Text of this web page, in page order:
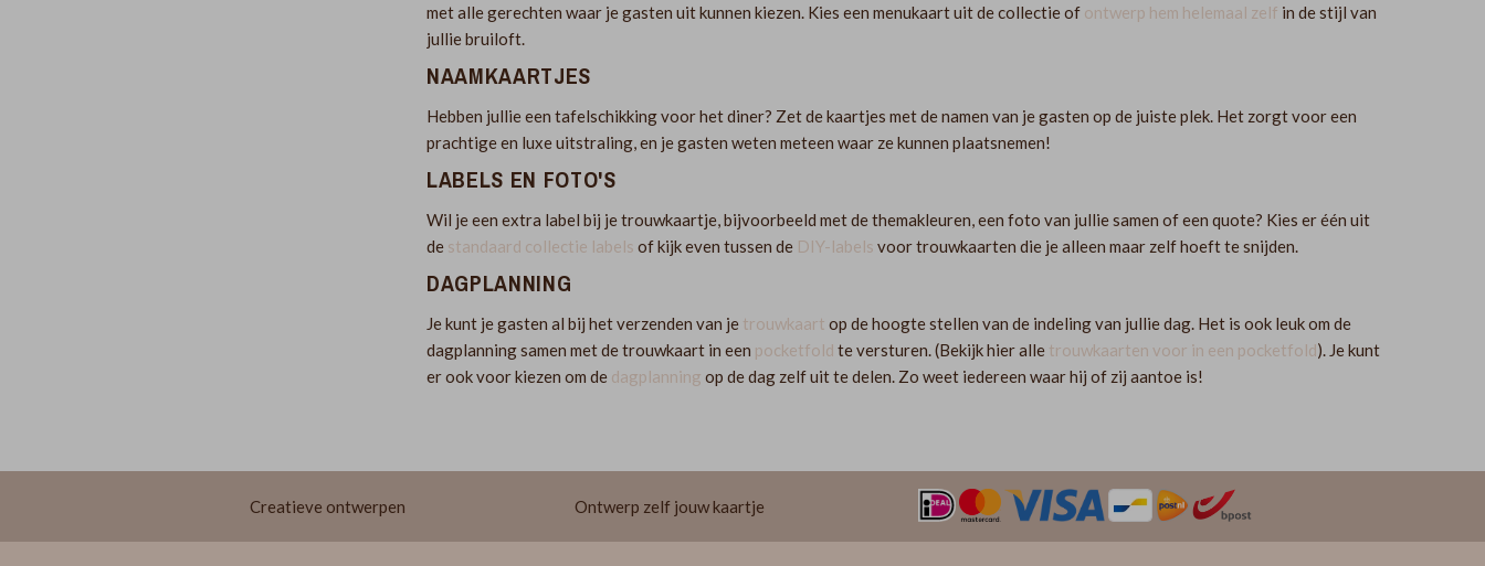
met alle gerechten waar je gasten uit kunnen kiezen. Kies een menukaart uit de collectie of ontwerp hem helemaal zelf in de stijl van
jullie bruiloft.
NAAMKAARTJES
Hebben jullie een tafelschikking voor het diner? Zet de kaartjes met de namen van je gasten op de juiste plek. Het zorgt voor een
prachtige en luxe uitstraling, en je gasten weten meteen waar ze kunnen plaatsnemen!
LABELS EN FOTO'S
Wil je een extra label bij je trouwkaartje, bijvoorbeeld met de themakleuren, een foto van jullie samen of een quote? Kies er één uit
de standaard collectie labels of kijk even tussen de DIY-labels voor trouwkaarten die je alleen maar zelf hoeft te snijden.
DAGPLANNING
Je kunt je gasten al bij het verzenden van je trouwkaart op de hoogte stellen van de indeling van jullie dag. Het is ook leuk om de
dagplanning samen met de trouwkaart in een pocketfold te versturen. (Bekijk hier alle trouwkaarten voor in een pocketfold). Je kunt
er ook voor kiezen om de dagplanningop de dag zelf uit te delen. Zo weet iedereen waar hij of zij aantoe is!
Creatieve ontwerpen Ontwerp zelf jouw kaartje